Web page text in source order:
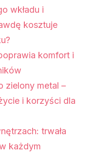
wkładu i
kosztuje
komfort i
zielony metal –
i korzyści dla
trwała
każdym